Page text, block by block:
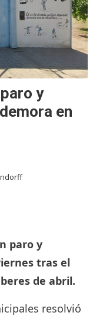
y
en
paro y
tras el
de abril.
resolvió